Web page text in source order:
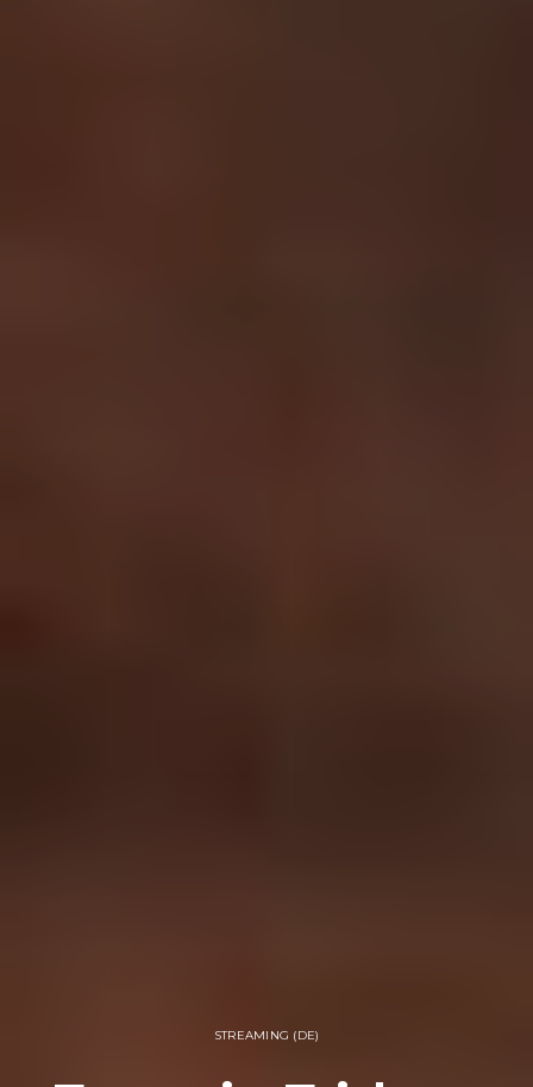
STREAMING (DE)